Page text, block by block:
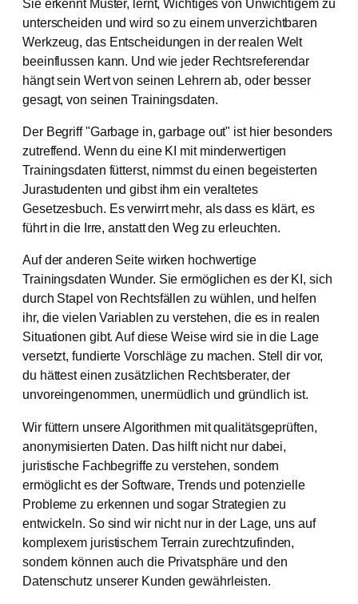
Sie erkennt Muster, lernt, Wichtiges von Unwichtigem zu
unterscheiden und wird so zu einem unverzichtbaren
Werkzeug, das Entscheidungen in der realen Welt
beeinflussen kann. Und wie jeder Rechtsreferendar
hängt sein Wert von seinen Lehrern ab, oder besser
gesagt, von seinen Trainingsdaten.
Der Begriff "Garbage in, garbage out" ist hier besonders
zutreffend. Wenn du eine KI mit minderwertigen
Trainingsdaten fütterst, nimmst du einen begeisterten
Jurastudenten und gibst ihm ein veraltetes
Gesetzesbuch. Es verwirrt mehr, als dass es klärt, es
führt in die Irre, anstatt den Weg zu erleuchten.
Auf der anderen Seite wirken hochwertige
Trainingsdaten Wunder. Sie ermöglichen es der KI, sich
durch Stapel von Rechtsfällen zu wühlen, und helfen
ihr, die vielen Variablen zu verstehen, die es in realen
Situationen gibt. Auf diese Weise wird sie in die Lage
versetzt, fundierte Vorschläge zu machen. Stell dir vor,
du hättest einen zusätzlichen Rechtsberater, der
unvoreingenommen, unermüdlich und gründlich ist.
Wir füttern unsere Algorithmen mit qualitätsgeprüften,
anonymisierten Daten. Das hilft nicht nur dabei,
juristische Fachbegriffe zu verstehen, sondern
ermöglicht es der Software, Trends und potenzielle
Probleme zu erkennen und sogar Strategien zu
entwickeln. So sind wir nicht nur in der Lage, uns auf
komplexem juristischem Terrain zurechtzufinden,
sondern können auch die Privatsphäre und den
Datenschutz unserer Kunden gewährleisten.